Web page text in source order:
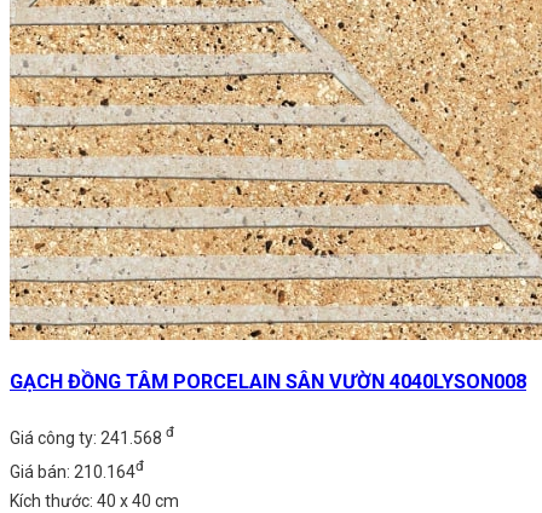
GẠCH ĐỒNG TÂM PORCELAIN SÂN VƯỜN 4040LYSON008
Giá công ty: 241.568 đ
Giá bán: 210.164đ
Kích thước: 40 x 40 cm